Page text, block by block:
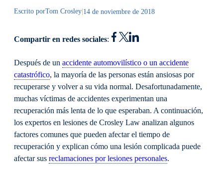
Escrito porTom Crosley|14 de noviembre de 2018
Compartir en redes sociales:
Después de un accidente automovilístico o un accidente
catastrófico, la mayoría de las personas están ansiosas por
recuperarse y volver a su vida normal. Desafortunadamente,
muchas víctimas de accidentes experimentan una
recuperación más lenta de lo que esperaban. A continuación,
los expertos en lesiones de Crosley Law analizan algunos
factores comunes que pueden afectar el tiempo de
recuperación y explican cómo una lesión complicada puede
afectar sus reclamaciones por lesiones personales.